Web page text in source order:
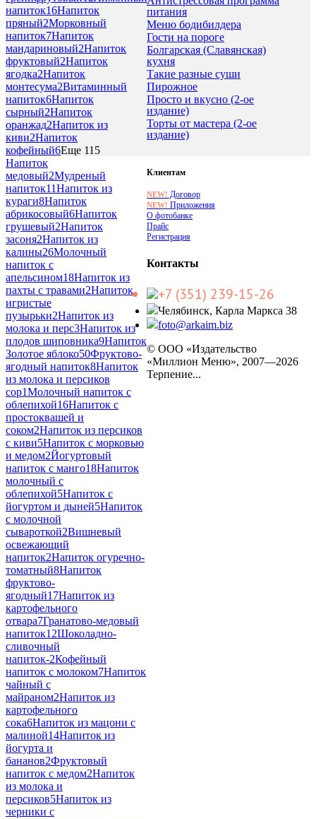
напиток16Напиток
пряный2Морковный
напиток7Напиток
мандариновый2Напиток
фруктовый2Напиток
ягодка2Напиток
монтесума2Витаминный
напиток6Напиток
сырный2Напиток
оранжад2Напиток из
киви2Напиток
кофейный6Еще 115
Напиток
медовый2Мудреный
напиток11Напиток из
кураги8Напиток
абрикосовый6Напиток
грушевый2Напиток
засоня2Напиток из
калины26Молочный
напиток с
апельсином18Напиток из
пахты с травами2Напиток
игристые
пузырьки2Напиток из
молока и перс3Напиток из
плодов шиповника9Напиток
Золотое яблоко50Фруктово-
ягодный напиток8Напиток
из молока и персиков
cop1Молочный напиток с
облепихой16Напиток с
простоквашей и
соком2Напиток из персиков
с киви5Напиток с морковью
и медом2Йогуртовый
напиток с манго18Напиток
молочный с
облепихой5Напиток с
йогуртом и дыней5Напиток
с молочной
сывароткой2Вишневый
освежающий
напиток2Напиток огуречно-
томатный8Напиток
фруктово-
ягодный17Напиток из
картофельного
отвара7Гранатово-медовый
напиток12Шоколадно-
сливочный
напиток-2Кофейный
напиток с молоком7Напиток
чайный с
майраном2Напиток из
картофельного
сока6Напиток из мацони с
малиной14Напиток из
йогурта и
бананов2Фруктовый
напиток с медом2Напиток
из молока и
персиков5Напиток из
черники с
питания
Меню бодибилдера
Гости на пороге
Болгарская (Славянская)
кухня
Такие разные суши
Пирожное
Просто и вкусно (2-ое
издание)
Торты от мастера (2-ое
издание)
Клиентам
NEW! Договор
NEW! Приложения
О фотобанке
Прайс
Регистрация
Контакты
+7 (351) 239-15-26
Челябинск, Карла Маркса 38
foto@arkaim.biz
© ООО «Издательство
«Миллион Меню», 2007—2026
Терпение...